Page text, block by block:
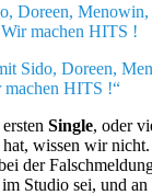
Doreen, Menowin,
machen HITS !
Sido, Doreen,
machen HITS !“
Single, oder
wissen wir
der
im Studio sei, und